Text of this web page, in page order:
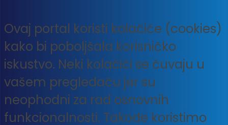
Ovaj portal koristi kolačiće (cookies)
kako bi poboljšala korisničko
iskustvo. Neki kolačići se čuvaju u
vašem pregledaču jer su
neophodni za rad osnovnih
funkcionalnosti. Takođe koristimo